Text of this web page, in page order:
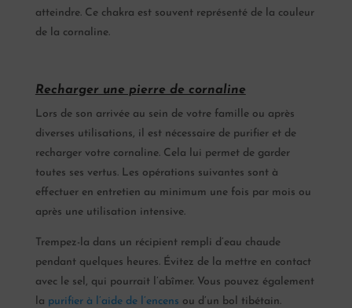
atteindre. Ce chakra est souvent représenté de la couleur
de la cornaline.
Recharger une pierre de cornaline
Lors de son arrivée au sein de votre famille ou après
diverses utilisations, il est nécessaire de purifier et de
recharger votre cornaline. Cela lui permet de garder
toutes ses vertus. Les opérations suivantes sont à
effectuer en entretien au minimum une fois par mois ou
après une utilisation intensive.
Trempez-la dans un récipient rempli d’eau chaude
pendant quelques heures. Évitez de la mettre en contact
avec le sel, qui pourrait l’abîmer. Vous pouvez également
la purifier à l’aide de l’encens ou d’un bol tibétain.